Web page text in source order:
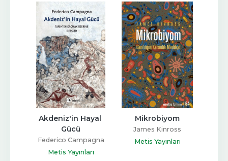
Akdeniz'in Hayal
Gücü
Federico Campagna
Metis Yayınları
Mikrobiyom
James Kinross
Metis Yayınları